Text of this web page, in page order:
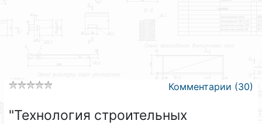
Комментарии (30)
"Технология строительных